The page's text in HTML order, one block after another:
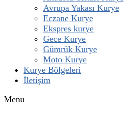
Avrupa Yakası Kurye
Eczane Kurye
Ekspres kurye
Gece Kurye
Gümrük Kurye
Moto Kurye
Kurye Bölgeleri
İletişim
Menu